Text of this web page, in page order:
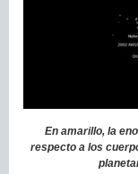
En amarillo, la
respecto a los